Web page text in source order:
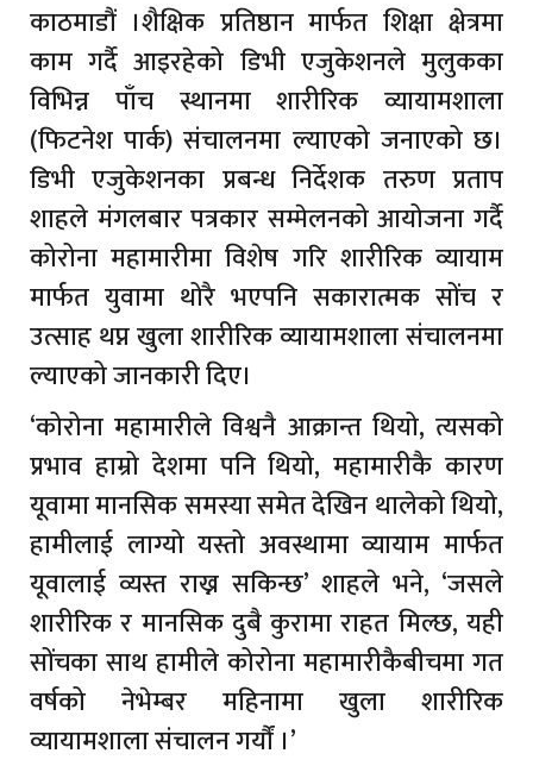
काठमाडौं ।शैक्षिक प्रतिष्ठान मार्फत शिक्षा क्षेत्रमा
काम गर्दै आइरहेको डिभी एजुकेशनले मुलुकका
विभिन्न पाँच स्थानमा शारीरिक व्यायामशाला
(फिटनेश पार्क) संचालनमा ल्याएको जनाएको छ।
डिभी एजुकेशनका प्रबन्ध निर्देशक तरुण प्रताप
शाहले मंगलबार पत्रकार सम्मेलनको आयोजना गर्दै
कोरोना महामारीमा विशेष गरि शारीरिक व्यायाम
मार्फत युवामा थोरै भएपनि सकारात्मक सोंच र
उत्साह थप्न खुला शारीरिक व्यायामशाला संचालनमा
ल्याएको जानकारी दिए।
‘कोरोना महामारीले विश्वनै आक्रान्त थियो, त्यसको
प्रभाव हाम्रो देशमा पनि थियो, महामारीकै कारण
यूवामा मानसिक समस्या समेत देखिन थालेको थियो,
हामीलाई लाग्यो यस्तो अवस्थामा व्यायाम मार्फत
यूवालाई व्यस्त राख्न सकिन्छ’ शाहले भने, ‘जसले
शारीरिक र मानसिक दुबै कुरामा राहत मिल्छ, यही
सोंचका साथ हामीले कोरोना महामारीकैबीचमा गत
वर्षको नेभेम्बर महिनामा खुला शारीरिक
व्यायामशाला संचालन गर्यौं ।’